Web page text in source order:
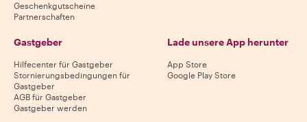
Geschenkgutscheine
Partnerschaften
Gastgeber
Hilfecenter für Gastgeber
Stornierungsbedingungen für
Gastgeber
AGB für Gastgeber
Gastgeber werden
Lade unsere App herunter
App Store
Google Play Store